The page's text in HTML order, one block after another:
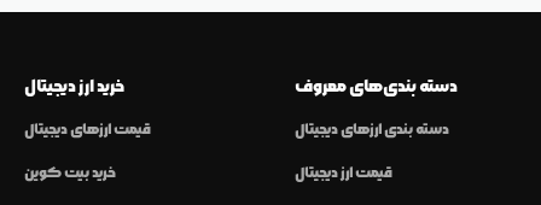
خرید ارز دیجیتال
قیمت ارزهای دیجیتال
خرید بیت کوین
دسته بندی‌های معروف
دسته بندی ارزهای دیجیتال
قیمت ارز دیجیتال